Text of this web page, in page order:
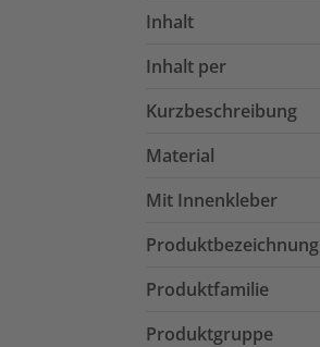
Inhalt
Inhalt per
Kurzbeschreibung
Material
Mit Innenkleber
Produktbezeichnung
Produktfamilie
Produktgruppe